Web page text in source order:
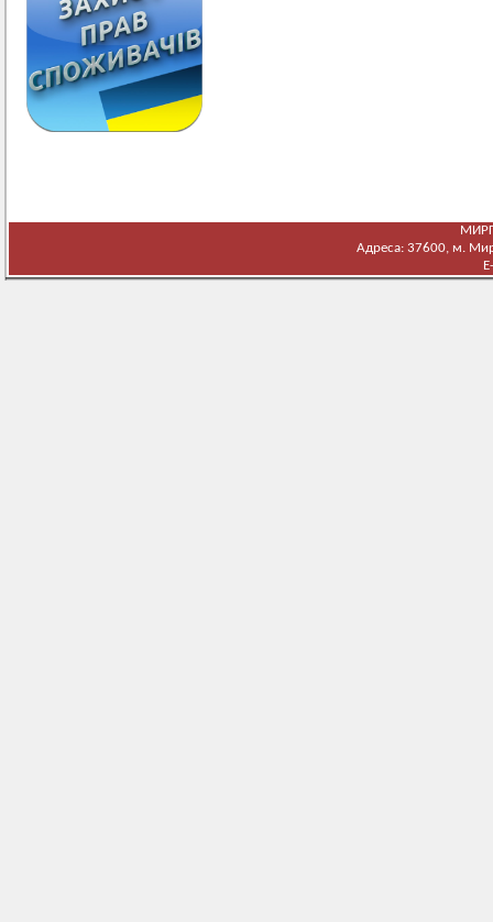
Адреса: 37600, м.